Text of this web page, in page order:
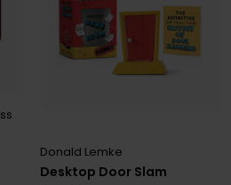
Desktop Door Slam
Donald Lemke